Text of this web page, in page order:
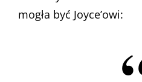
mogła być Joyce’owi: